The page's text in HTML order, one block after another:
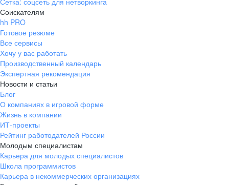
Соискателям
hh PRO
Готовое резюме
Все сервисы
Хочу у вас работать
Производственный календарь
Экспертная рекомендация
Новости и статьи
Блог
О компаниях в игровой форме
Жизнь в компании
ИТ-проекты
Рейтинг работодателей России
Молодым специалистам
Карьера для молодых специалистов
Школа программистов
Карьера в некоммерческих организациях